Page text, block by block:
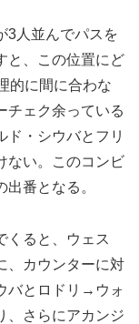
3人並んでパスを
と、この位置にど
的に間に合わな
チェク余っている
ド・シウバとフリ
ない。このコンビ
番となる。
くると、ウェス
、カウンターに対
バとロドリ→ウォ
、さらにアカンジ